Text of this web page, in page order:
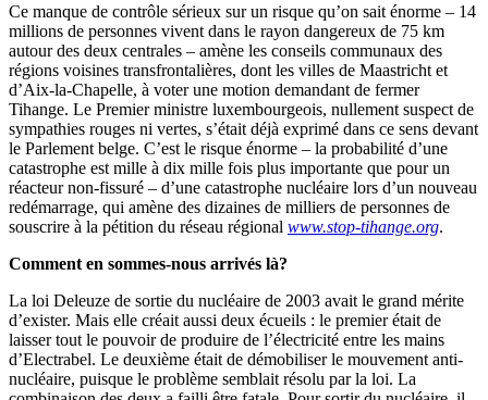
Ce manque de contrôle sérieux sur un risque qu’on sait énorme – 14
millions de personnes vivent dans le rayon dangereux de 75 km
autour des deux centrales – amène les conseils communaux des
régions voisines transfrontalières, dont les villes de Maastricht et
d’Aix-la-Chapelle, à voter une motion demandant de fermer
Tihange. Le Premier ministre luxembourgeois, nullement suspect de
sympathies rouges ni vertes, s’était déjà exprimé dans ce sens devant
le Parlement belge. C’est le risque énorme – la probabilité d’une
catastrophe est mille à dix mille fois plus importante que pour un
réacteur non-fissuré – d’une catastrophe nucléaire lors d’un nouveau
redémarrage, qui amène des dizaines de milliers de personnes de
souscrire à la pétition du réseau régional www.stop-tihange.org.
Comment en sommes-nous arrivés là?
La loi Deleuze de sortie du nucléaire de 2003 avait le grand mérite
d’exister. Mais elle créait aussi deux écueils : le premier était de
laisser tout le pouvoir de produire de l’électricité entre les mains
d’Electrabel. Le deuxième était de démobiliser le mouvement anti-
nucléaire, puisque le problème semblait résolu par la loi. La